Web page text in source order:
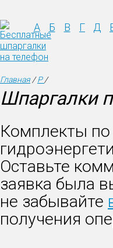
А Б В Г Д
Главная/Р/
Шпаргалки
Комплекты
Оставьте
заявка была
не забывайте
получения